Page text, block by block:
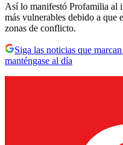
Así lo manifestó Profamilia al
más vulnerables debido a que
zonas de conflicto.
Siga las noticias que
manténgase al día